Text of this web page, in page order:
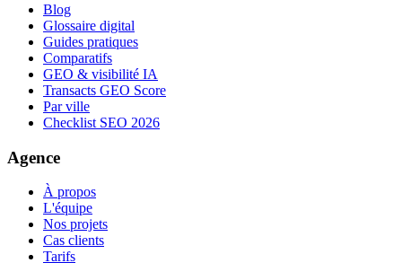
Blog
Glossaire digital
Guides pratiques
Comparatifs
GEO & visibilité IA
Transacts GEO Score
Par ville
Checklist SEO 2026
Agence
À propos
L'équipe
Nos projets
Cas clients
Tarifs